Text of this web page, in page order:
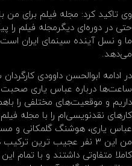
وی تاکید کرد: مجله فیلم برای من
حتی در دوره‌ای دیگر‌مجله فیلم ‌را
ما و نسل آینده سینمای ایران است
می‌دهد.
در ادامه ابوالحسن داوودی
ساعت‌ها درباره عباس یاری صحبت
داریم و موقعیت‌های مختلفی را
عباس یاری، هوشنگ‌ گلمکانی و
من این ۳ نفر عجیب ترین
کاملا متفاوتی داشتند و با تمام